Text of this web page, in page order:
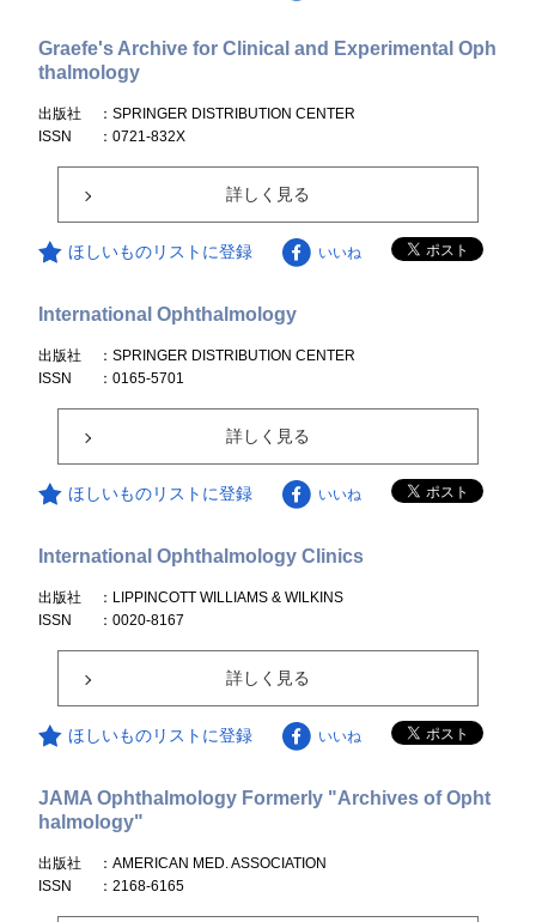
Graefe's Archive for Clinical and Experimental Oph
thalmology
出版社
：SPRINGER DISTRIBUTION CENTER
ISSN
：0721-832X
詳しく見る
ほしいものリストに登録 いいね
International Ophthalmology
出版社
：SPRINGER DISTRIBUTION CENTER
ISSN
：0165-5701
詳しく見る
ほしいものリストに登録 いいね
International Ophthalmology Clinics
出版社
：LIPPINCOTT WILLIAMS & WILKINS
ISSN
：0020-8167
詳しく見る
ほしいものリストに登録 いいね
JAMA Ophthalmology Formerly "Archives of Opht
halmology"
出版社
：AMERICAN MED. ASSOCIATION
ISSN
：2168-6165